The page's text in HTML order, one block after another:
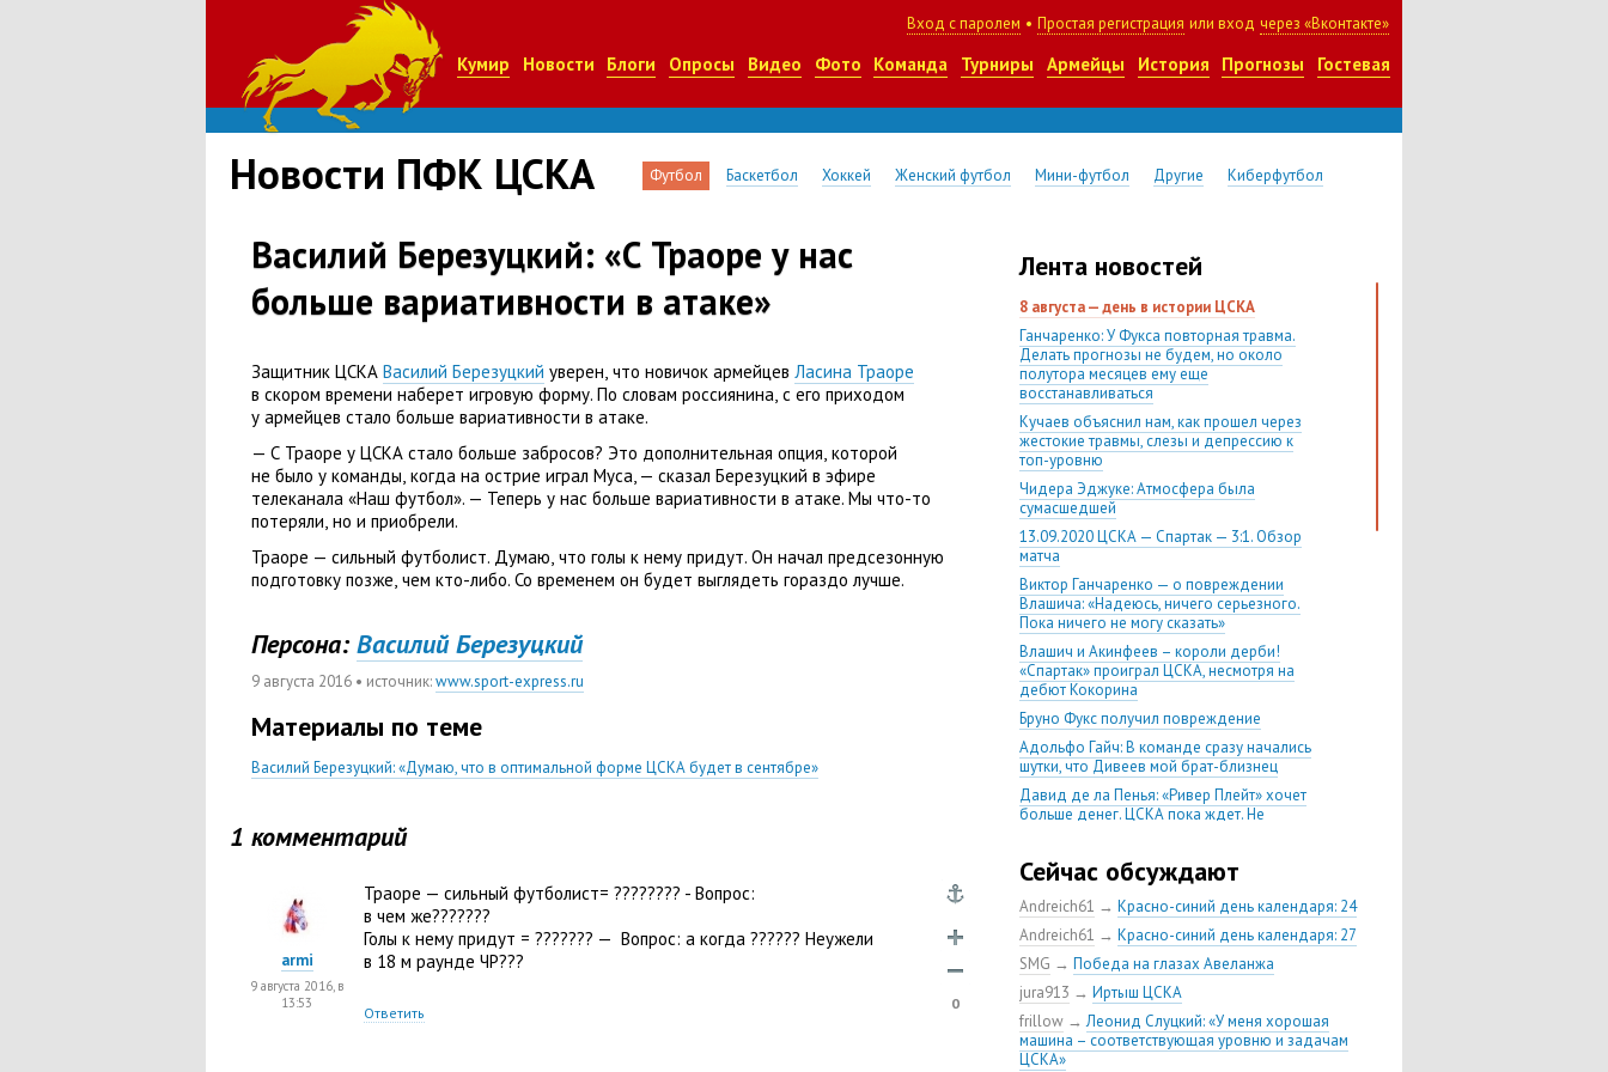
Вход с паролем • Простая регистрация или вход через «Вконтакте»
Кумир Новости Блоги Опросы Видео Фото Команда Турниры Армейцы История Прогнозы Гостевая
Новости ПФК ЦСКА Футбол Баскетбол Хоккей Женский футбол Мини-футбол Другие Киберфутбол
Василий Березуцкий: «С Траоре у нас
больше вариативности в атаке»
Защитник ЦСКА Василий Березуцкий уверен, что новичок армейцев Ласина Траоре
в скором времени наберет игровую форму. По словам россиянина, с его приходом
у армейцев стало больше вариативности в атаке.
— С Траоре у ЦСКА стало больше забросов? Это дополнительная опция, которой
не было у команды, когда на острие играл Муса, — сказал Березуцкий в эфире
телеканала «Наш футбол». — Теперь у нас больше вариативности в атаке. Мы что-то
потеряли, но и приобрели.
Траоре — сильный футболист. Думаю, что голы к нему придут. Он начал предсезонную
подготовку позже, чем кто-либо. Со временем он будет выглядеть гораздо лучше.
Персона: Василий Березуцкий
9 августа 2016 • источник:www.sport-express.ru
Материалы по теме
Василий Березуцкий: «Думаю, что в оптимальной форме ЦСКА будет в сентябре»
1 комментарий
Траоре — сильный футболист= ???????? - Вопрос:
в чем же???????
Голы к нему придут = ??????? — Вопрос: а когда ?????? Неужели
в 18 м раунде ЧР???
Ответить
armi
9 августа 2016, в
13:53
0
Лента новостей
8 августа — день в истории ЦСКА
Ганчаренко: У Фукса повторная травма.
Делать прогнозы не будем, но около
полутора месяцев ему еще
восстанавливаться
Кучаев объяснил нам, как прошел через
жестокие травмы, слезы и депрессию к
топ-уровню
Чидера Эджуке: Атмосфера была
сумасшедшей
13.09.2020 ЦСКА — Спартак — 3:1. Обзор
матча
Виктор Ганчаренко — о повреждении
Влашича: «Надеюсь, ничего серьезного.
Пока ничего не могу сказать»
Влашич и Акинфеев – короли дерби!
«Спартак» проиграл ЦСКА, несмотря на
дебют Кокорина
Бруно Фукс получил повреждение
Адольфо Гайч: В команде сразу начались
шутки, что Дивеев мой брат-близнец
Давид де ла Пенья: «Ривер Плейт» хочет
больше денег. ЦСКА пока ждет. Не
08.08.2020 Химки — ЦСКА — 0:2. Обзор
матча
Первый матч сезона в РПЛ —
увереннейшая победа ЦСКА. Гончаренко
выпустил 11 россиян в старте
Ганчаренко — о Гайче: «Если покупаем за
большие деньги, значит, рассчитываем как
на основного форварда»
Ганчаренко: «Влашича сложно заменить,
но Кучаеву и Дзагоеву сегодня это
Сейчас обсуждают
Andreich61 → Красно-синий день календаря: 24
Andreich61 → Красно-синий день календаря: 27
SMG → Победа на глазах Авеланжа
jura913 → Иртыш ЦСКА
frillow →Леонид Слуцкий: «У меня хорошая
машина – соответствующая уровню и задачам
ЦСКА»